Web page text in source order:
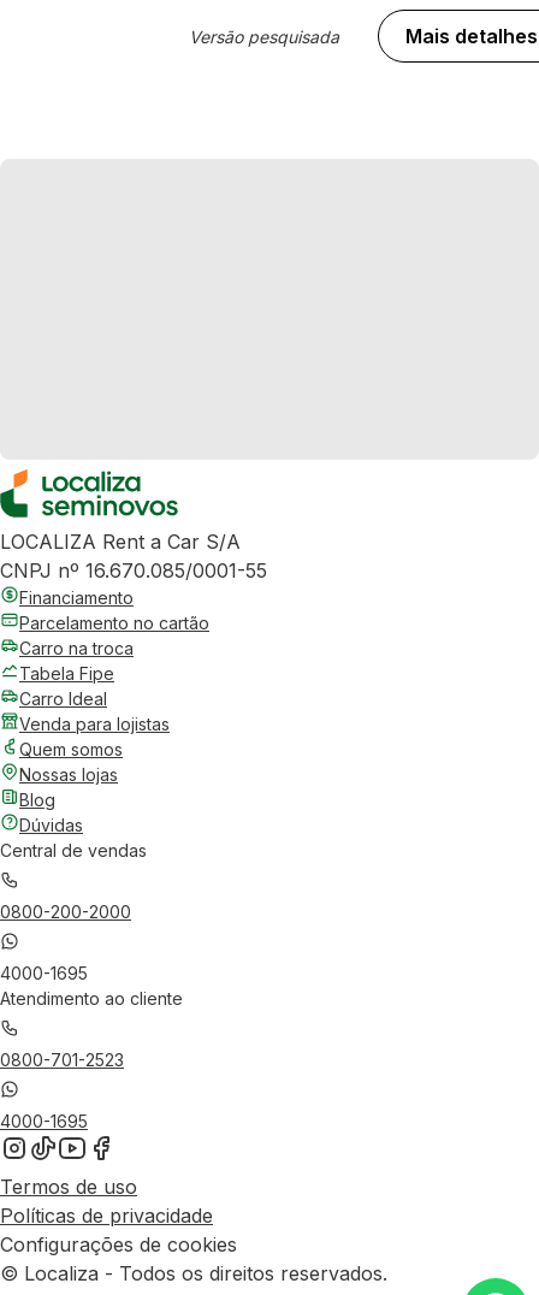
Versão pesquisada Mais detalhes
LOCALIZA Rent a Car S/A
CNPJ nº 16.670.085/0001-55
Financiamento
Parcelamento no cartão
Carro na troca
Tabela Fipe
Carro Ideal
Venda para lojistas
Quem somos
Nossas lojas
Blog
Dúvidas
Central de vendas
0800-200-2000
4000-1695
Atendimento ao cliente
0800-701-2523
4000-1695
Termos de uso
Políticas de privacidade
Configurações de cookies
© Localiza - Todos os direitos reservados.